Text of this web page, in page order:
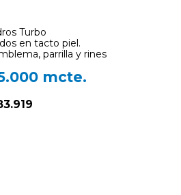
Turbo
en tacto piel.
parrilla y rines
mcte.